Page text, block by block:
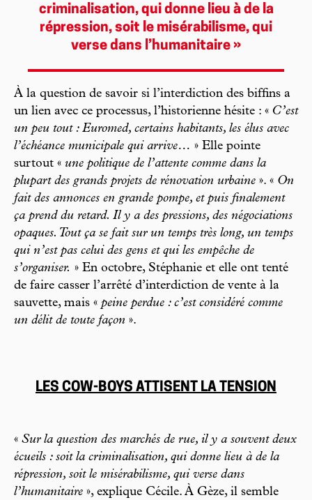
criminalisation, qui donne lieu à de la
répression, soit le misérabilisme, qui
verse dans l’humanitaire »
À la question de savoir si l’interdiction des biffins a
un lien avec ce processus, l’historienne hésite : « C’est
un peu tout : Euromed, certains habitants, les élus avec
l’échéance municipale qui arrive… » Elle pointe
surtout « une politique de l’attente comme dans la
plupart des grands projets de rénovation urbaine ». « On
fait des annonces en grande pompe, et puis finalement
ça prend du retard. Il y a des pressions, des négociations
opaques. Tout ça se fait sur un temps très long, un temps
qui n’est pas celui des gens et qui les empêche de
s’organiser. » En octobre, Stéphanie et elle ont tenté
de faire casser l’arrêté d’interdiction de vente à la
sauvette, mais « peine perdue : c’est considéré comme
un délit de toute façon ».
LES COW-BOYS ATTISENT LA TENSION
« Sur la question des marchés de rue, il y a souvent deux
écueils : soit la criminalisation, qui donne lieu à de la
répression, soit le misérabilisme, qui verse dans
l’humanitaire », explique Cécile. À Gèze, il semble